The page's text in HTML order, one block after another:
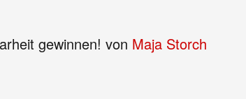
gewinnen! von Maja Storch